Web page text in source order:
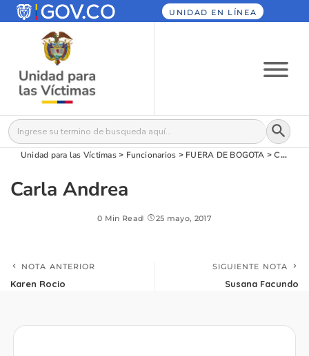
UNIDAD EN LÍNEA
Buscar: Botón
Unidad para las Víctimas> Funcionarios > FUERA DE BOGOTA >Carla Andrea
Carla Andrea
0 Min Read 25 mayo, 2017
NOTA ANTERIOR
Karen Rocio
SIGUIENTE NOTA
Susana Facundo